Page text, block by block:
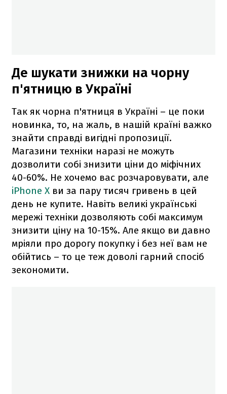
Де шукати знижки на чорну
п'ятницю в Україні
Так як чорна п'ятниця в Україні – це поки
новинка, то, на жаль, в нашій країні важко
знайти справді вигідні пропозиції.
Магазини техніки наразі не можуть
дозволити собі знизити ціни до міфічних
40-60%. Не хочемо вас розчаровувати, але
iPhone X ви за пару тисяч гривень в цей
день не купите. Навіть великі українські
мережі техніки дозволяють собі максимум
знизити ціну на 10-15%. Але якщо ви давно
мріяли про дорогу покупку і без неї вам не
обійтись – то це теж доволі гарний спосіб
зекономити.